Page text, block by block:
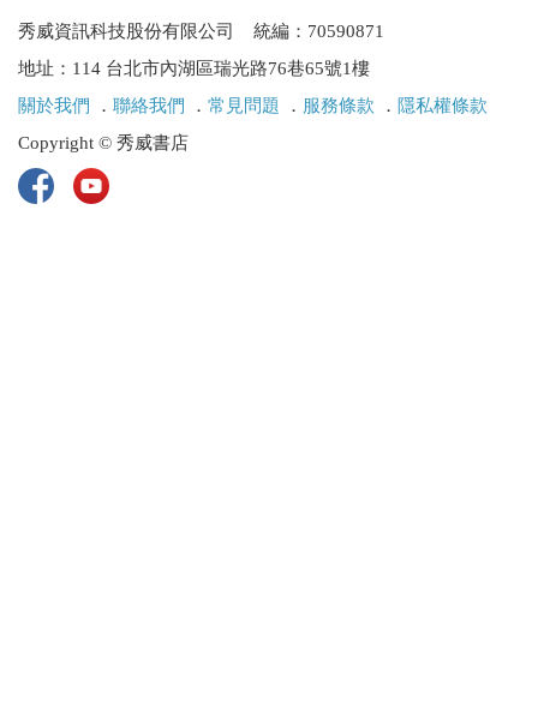
秀威資訊科技股份有限公司 統編：70590871
地址：114 台北市內湖區瑞光路76巷65號1樓
關於我們 ． 聯絡我們 ． 常見問題 ． 服務條款 ． 隱私權條款
Copyright © 秀威書店